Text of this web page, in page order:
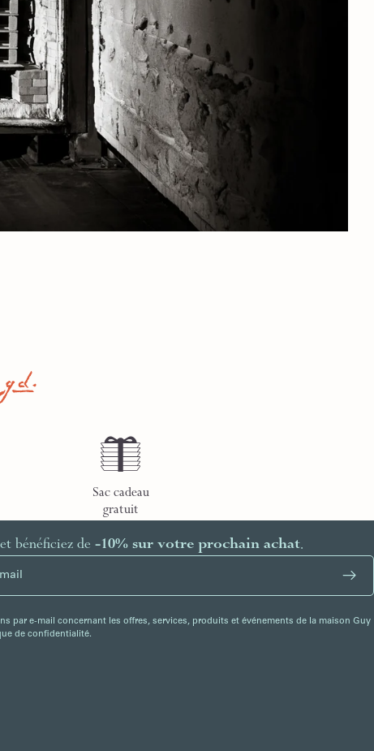
Sac cadeau
gratuit
bénéficiez de -10% sur votre prochain achat.
par e-mail concernant les offres, services, produits et événements de la maison Guy
de confidentialité.